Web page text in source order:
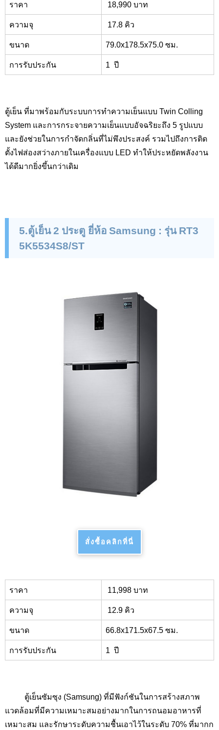
ราคา 18,990 บาท
ความจุ 17.8 คิว
ขนาด 79.0x178.5x75.0 ซม.
การรับประกัน 1 ปี
ตู้เย็น ที่มาพร้อมกับระบบการทำความเย็นแบบ Twin Colling
System และการกระจายความเย็นแบบอัจฉริยะถึง 5 รูปแบบ
และยังช่วยในการกำจัดกลิ่นที่ไม่พึงประสงค์ รวมไปถึงการติด
ตั้งไฟส่องสว่างภายในเครื่องแบบ LED ทำให้ประหยัดพลังงาน
ได้ดีมากยิ่งขึ้นกว่าเดิม
5.ตู้เย็น 2 ประตู ยี่ห้อ Samsung : รุ่น RT3
5K5534S8/ST
สั่งซื้อคลิกที่นี่
ราคา 11,998 บาท
ความจุ 12.9 คิว
ขนาด 66.8x171.5x67.5 ซม.
การรับประกัน 1 ปี
ตู้เย็นซัมซุง (Samsung) ที่มีฟังก์ชันในการสร้างสภาพ
แวดล้อมที่มีความเหมาะสมอย่างมากในการถนอมอาหารที่
เหมาะสม และรักษาระดับความชื้นเอาไว้ในระดับ 70% ที่มากก